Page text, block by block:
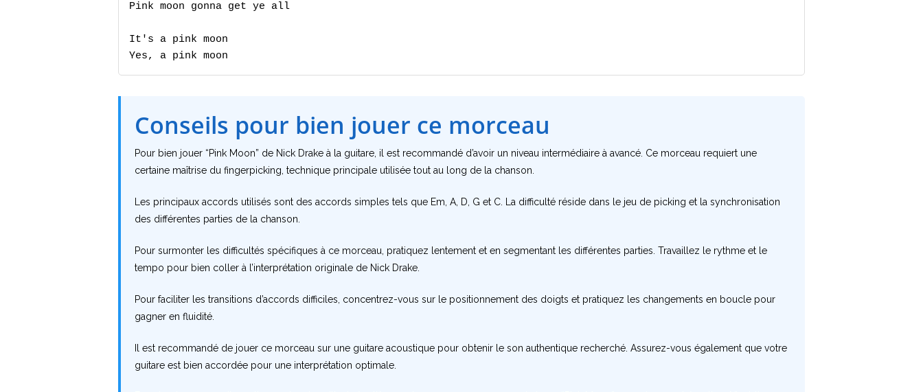
Pink moon gonna get ye all
It's a pink moon
Yes, a pink moon
Conseils pour bien jouer ce morceau
Pour bien jouer “Pink Moon” de Nick Drake à la guitare, il est recommandé d’avoir un niveau intermédiaire à avancé. Ce morceau requiert une
certaine maîtrise du fingerpicking, technique principale utilisée tout au long de la chanson.
Les principaux accords utilisés sont des accords simples tels que Em, A, D, G et C. La difficulté réside dans le jeu de picking et la synchronisation
des différentes parties de la chanson.
Pour surmonter les difficultés spécifiques à ce morceau, pratiquez lentement et en segmentant les différentes parties. Travaillez le rythme et le
tempo pour bien coller à l’interprétation originale de Nick Drake.
Pour faciliter les transitions d’accords difficiles, concentrez-vous sur le positionnement des doigts et pratiquez les changements en boucle pour
gagner en fluidité.
Il est recommandé de jouer ce morceau sur une guitare acoustique pour obtenir le son authentique recherché. Assurez-vous également que votre
guitare est bien accordée pour une interprétation optimale.